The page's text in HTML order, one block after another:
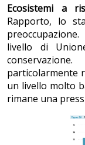
Ecosistemi a
Rapporto, lo
livello di
particolarmente
un livello molto
rimane una